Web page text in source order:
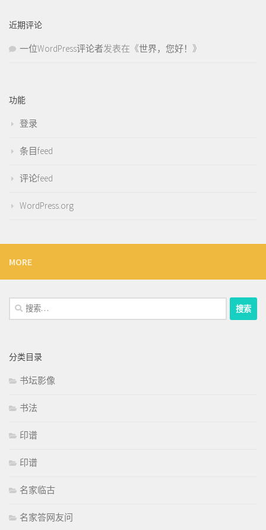
近期评论
一位WordPress评论者发表在《世界，您好！ 》
功能
登录
条目feed
评论feed
WordPress.org
MORE
搜
索：
分类目录
书坛影像
书法
印谱
印谱
名家临古
名家答网友问